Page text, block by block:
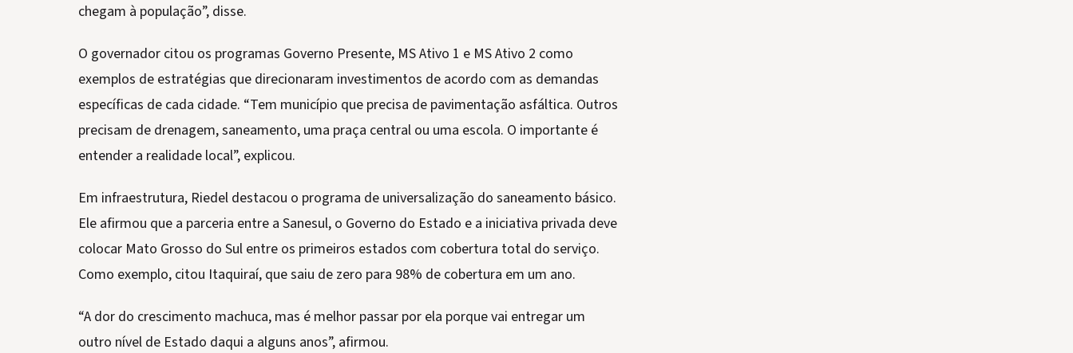
chegam à população”, disse.
O governador citou os programas Governo Presente, MS Ativo 1 e MS Ativo 2 como
exemplos de estratégias que direcionaram investimentos de acordo com as demandas
específicas de cada cidade. “Tem município que precisa de pavimentação asfáltica. Outros
precisam de drenagem, saneamento, uma praça central ou uma escola. O importante é
entender a realidade local”, explicou.
Em infraestrutura, Riedel destacou o programa de universalização do saneamento básico.
Ele afirmou que a parceria entre a Sanesul, o Governo do Estado e a iniciativa privada deve
colocar Mato Grosso do Sul entre os primeiros estados com cobertura total do serviço.
Como exemplo, citou Itaquiraí, que saiu de zero para 98% de cobertura em um ano.
“A dor do crescimento machuca, mas é melhor passar por ela porque vai entregar um
outro nível de Estado daqui a alguns anos”, afirmou.